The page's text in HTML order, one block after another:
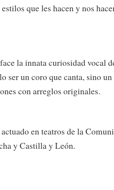
que les hacen y nos
la innata curiosidad vocal
ser un coro que canta, sino
con arreglos originales.
en teatros de la
y Castilla y León.